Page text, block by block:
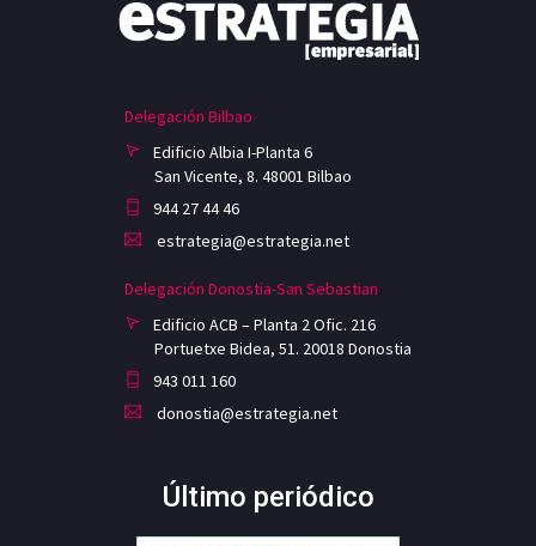
Delegación Bilbao
Edificio Albia I-Planta 6
San Vicente, 8. 48001 Bilbao
944 27 44 46
estrategia@estrategia.net
Delegación Donostia-San Sebastian
Edificio ACB – Planta 2 Ofic. 216
Portuetxe Bidea, 51. 20018 Donostia
943 011 160
donostia@estrategia.net
Último periódico